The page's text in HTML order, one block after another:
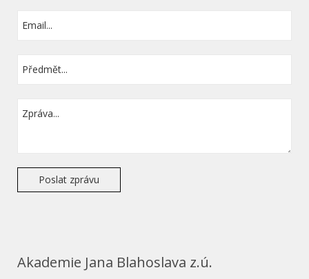
Akademie Jana Blahoslava z.ú.